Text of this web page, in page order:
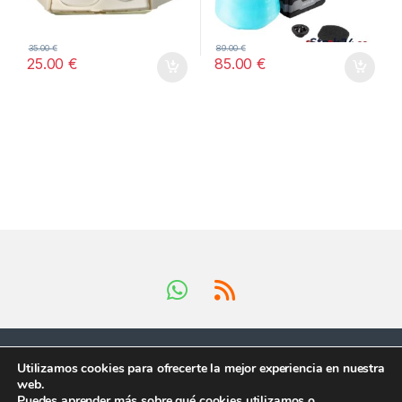
25.00€
35.00€
85.00€
89.00€
Utilizamos cookies para ofrecerte la mejor experiencia en nuestra
web.